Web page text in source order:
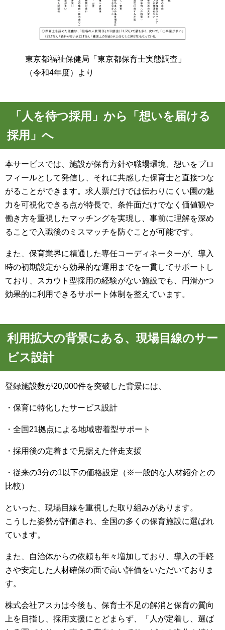
東京都福祉保健局「東京都保育士実態調査」
（令和4年度）より
「人を待つ採用」から「想いを届ける
採用」へ
本サービスでは、施設が保育方針や職場環境、想いをプロ
フィールとして発信し、それに共感した保育士と直接つな
がることができます。求人票だけでは伝わりにくい園の魅
力を可視化できる点が特長で、条件面だけでなく価値観や
働き方を重視したマッチングを実現し、事前に理解を深め
ることで入職後のミスマッチを防ぐことが可能です。
また、保育業界に精通した専任コーディネーターが、導入
時の初期設定から効果的な運用までを一貫してサポートし
ており、スカウト型採用の経験がない施設でも、円滑かつ
効果的に利用できるサポート体制を整えています。
利用拡大の背景にある、現場目線のサー
ビス設計
登録施設数が20,000件を突破した背景には、
・保育に特化したサービス設計
・全国21拠点による地域密着型サポート
・採用後の定着まで見据えた伴走支援
・従来の3分の1以下の価格設定（※一般的な人材紹介との
比較）
といった、現場目線を重視した取り組みがあります。
こうした姿勢が評価され、全国の多くの保育施設に選ばれ
ています。
また、自治体からの依頼も年々増加しており、導入の手軽
さや安定した人材確保の面で高い評価をいただいておりま
す。
株式会社アスカは今後も、保育士不足の解消と保育の質向
上を目指し、採用支援にとどまらず、「人が定着し、選ば